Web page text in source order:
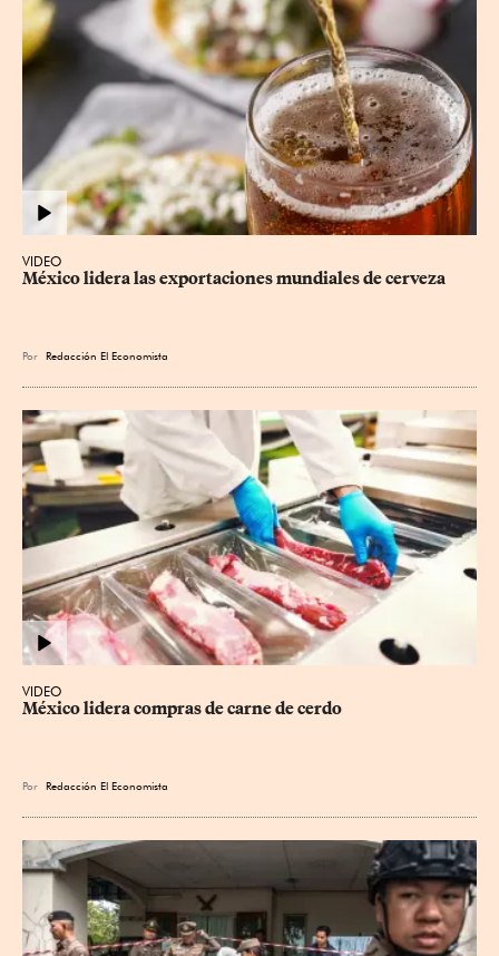
VIDEO
México lidera las exportaciones mundiales de cerveza
Por Redacción El Economista
VIDEO
México lidera compras de carne de cerdo
Por Redacción El Economista